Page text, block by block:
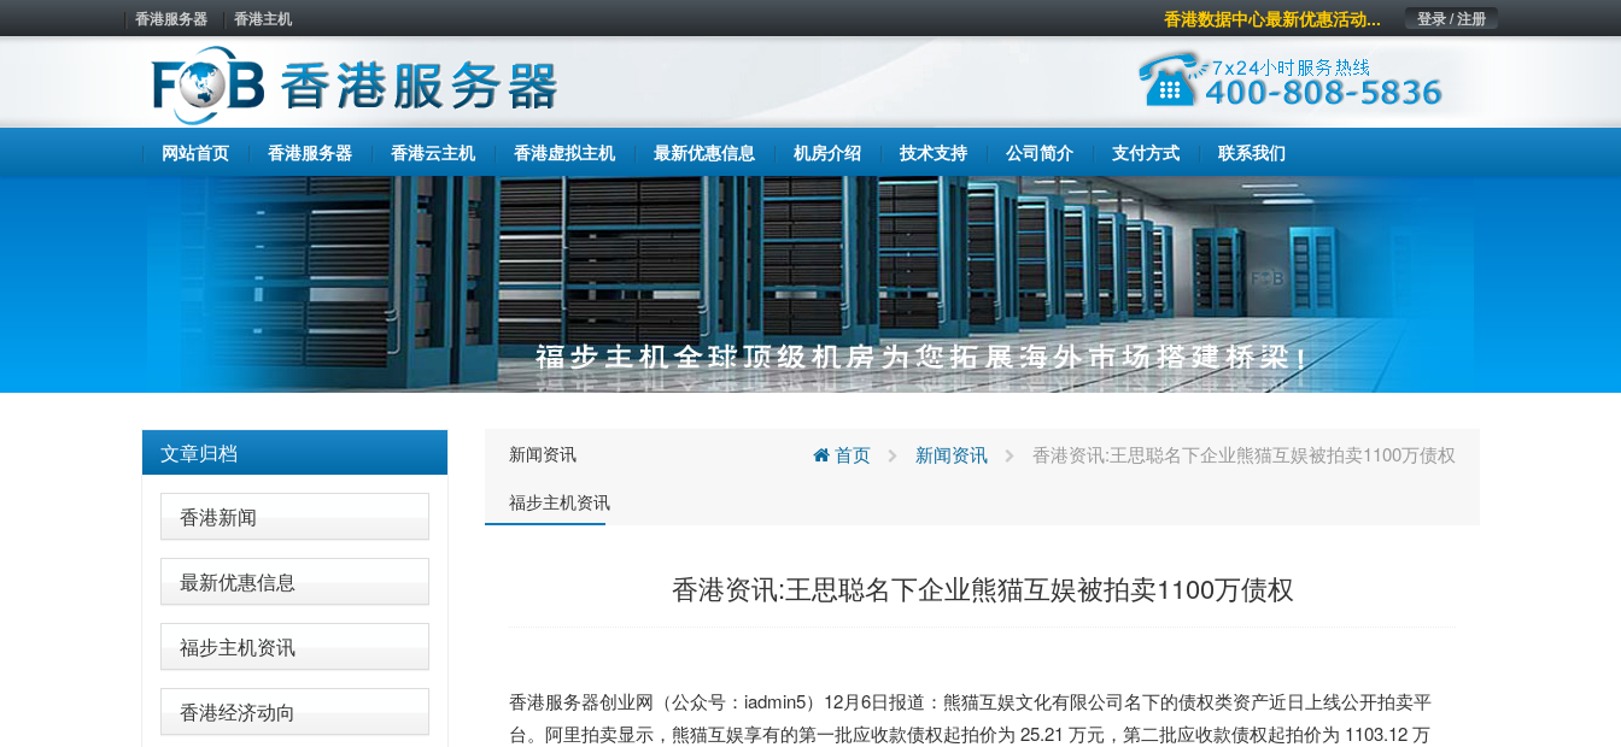
香港服务器 香港主机 登录 / 注册
香港数据中心最新优惠活动...
网站首页 香港服务器 香港云主机 香港虚拟主机 最新优惠信息 机房介绍 技术支持 公司简介 支付方式 联系我们
文章归档
香港新闻
最新优惠信息
福步主机资讯
香港经济动向
新闻资讯
福步主机资讯
首页 新闻资讯 香港资讯:王思聪名下企业熊猫互娱被拍卖1100万债权
香港资讯:王思聪名下企业熊猫互娱被拍卖1100万债权
香港服务器创业网（公众号：iadmin5）12月6日报道：熊猫互娱文化有限公司名下的债权类资产近日上线公开拍卖平
台。阿里拍卖显示，熊猫互娱享有的第一批应收款债权起拍价为 25.21 万元，第二批应收款债权起拍价为 1103.12 万